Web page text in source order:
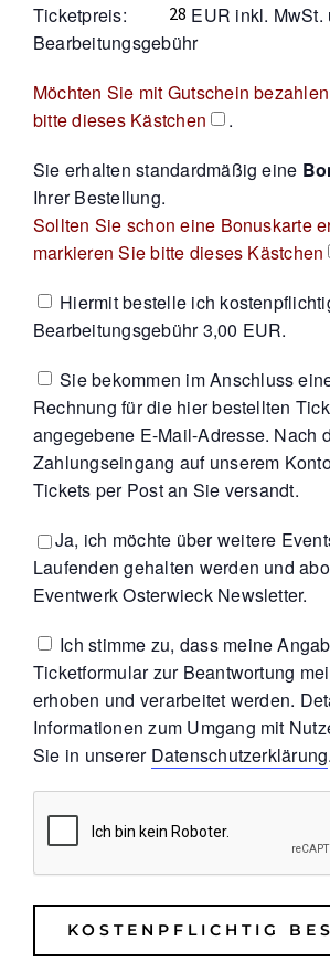
Ticketpreis:
EUR inkl. MwSt.
Bearbeitungsgebühr
Möchten Sie mit Gutschein
bitte dieses Kästchen
.
Sie erhalten standardmäßig eine
Ihrer Bestellung.
Sollten Sie schon eine Bonuskarte
markieren Sie bitte dieses Kästchen
Hiermit bestelle ich
Bearbeitungsgebühr 3,00 EUR.
Sie bekommen im Anschluss
Rechnung für die hier bestellten
angegebene E-Mail-Adresse. Nach
Zahlungseingang auf unserem
Tickets per Post an Sie versandt.
Ja, ich möchte über weitere
Laufenden gehalten werden und
Eventwerk Osterwieck Newsletter.
Ich stimme zu, dass meine
Ticketformular zur Beantwortung
erhoben und verarbeitet werden.
Informationen zum Umgang mit
Sie in unserer Datenschutzerklärung.